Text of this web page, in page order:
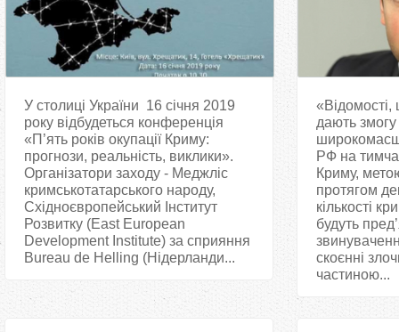
У столиці України 16 січня 2019
року відбудеться конференція
«П’ять років окупації Криму:
прогнози, реальність, виклики».
Організатори заходу - Меджліс
кримськотатарського народу,
Східноєвропейський Інститут
Розвитку (East European
Development Institute) за сприяння
Bureau de Helling (Нідерланди...
дають
РФ на
Криму,
протягом
кількості
будуть
скоєнні
частиною...